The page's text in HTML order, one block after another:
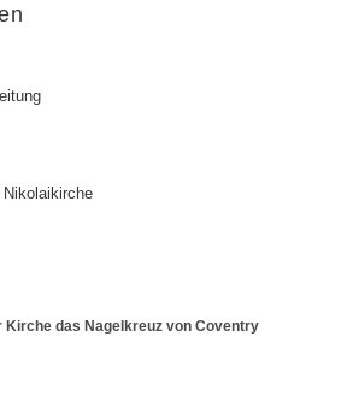
Nikolaikirche
Kirche das Nagelkreuz von Coventry